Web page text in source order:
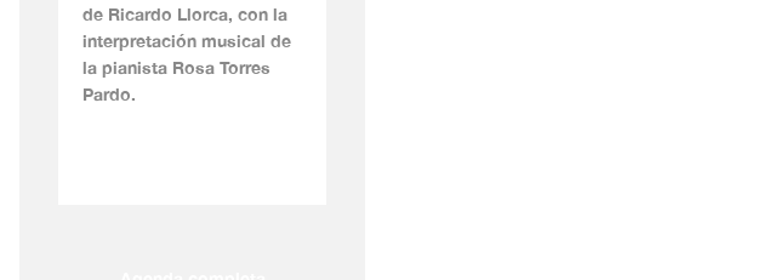
de Ricardo Llorca, con la
interpretación musical de
la pianista Rosa Torres
Pardo.